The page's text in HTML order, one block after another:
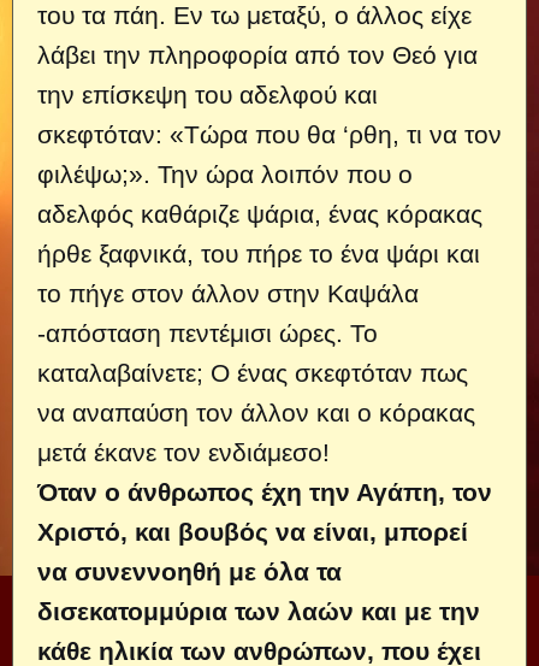
του τα πάη. Εν τω μεταξύ, ο άλλος είχε
λάβει την πληροφορία από τον Θεό για
την επίσκεψη του αδελφού και
σκεφτόταν: «Τώρα που θα ‘ρθη, τι να τον
φιλέψω;». Την ώρα λοιπόν που ο
αδελφός καθάριζε ψάρια, ένας κόρακας
ήρθε ξαφνικά, του πήρε το ένα ψάρι και
το πήγε στον άλλον στην Καψάλα
-απόσταση πεντέμισι ώρες. Το
καταλαβαίνετε; Ο ένας σκεφτόταν πως
να αναπαύση τον άλλον και ο κόρακας
μετά έκανε τον ενδιάμεσο!
Όταν ο άνθρωπος έχη την Αγάπη, τον
Χριστό, και βουβός να είναι, μπορεί
να συνεννοηθή με όλα τα
δισεκατομμύρια των λαών και με την
κάθε ηλικία των ανθρώπων, που έχει